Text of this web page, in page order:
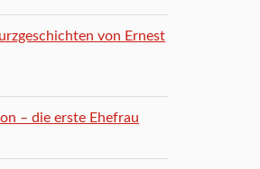
von Ernest
– die erste Ehefrau